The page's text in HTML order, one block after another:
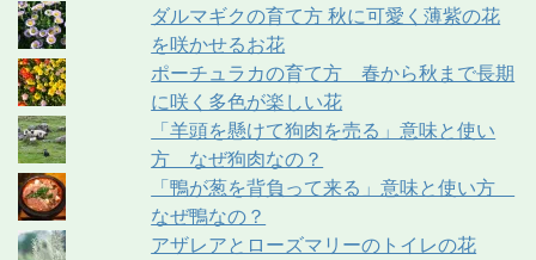
ダルマギクの育て方 秋に可愛く薄紫の花
を咲かせるお花
ポーチュラカの育て方 春から秋まで長期
に咲く多色が楽しい花
「羊頭を懸けて狗肉を売る」意味と使い
方 なぜ狗肉なの？
「鴨が葱を背負って来る」意味と使い方
なぜ鴨なの？
アザレアとローズマリーのトイレの花